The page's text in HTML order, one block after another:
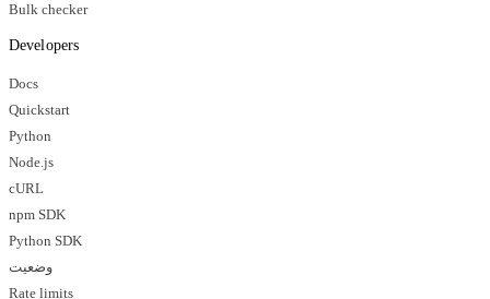
Bulk checker
Developers
Docs
Quickstart
Python
Node.js
cURL
npm SDK
Python SDK
وضعیت
Rate limits